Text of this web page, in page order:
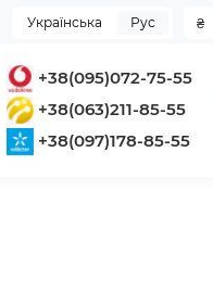
₴
Українська Рус
+38(095)072-75-55
+38(063)211-85-55
+38(097)178-85-55